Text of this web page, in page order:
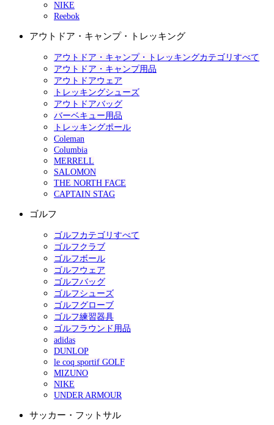
NIKE
Reebok
アウトドア・キャンプ・トレッキング
アウトドア・キャンプ・トレッキングカテゴリすべて
アウトドア・キャンプ用品
アウトドアウェア
トレッキングシューズ
アウトドアバッグ
バーベキュー用品
トレッキングポール
Coleman
Columbia
MERRELL
SALOMON
THE NORTH FACE
CAPTAIN STAG
ゴルフ
ゴルフカテゴリすべて
ゴルフクラブ
ゴルフボール
ゴルフウェア
ゴルフバッグ
ゴルフシューズ
ゴルフグローブ
ゴルフ練習器具
ゴルフラウンド用品
adidas
DUNLOP
le coq sportif GOLF
MIZUNO
NIKE
UNDER ARMOUR
サッカー・フットサル